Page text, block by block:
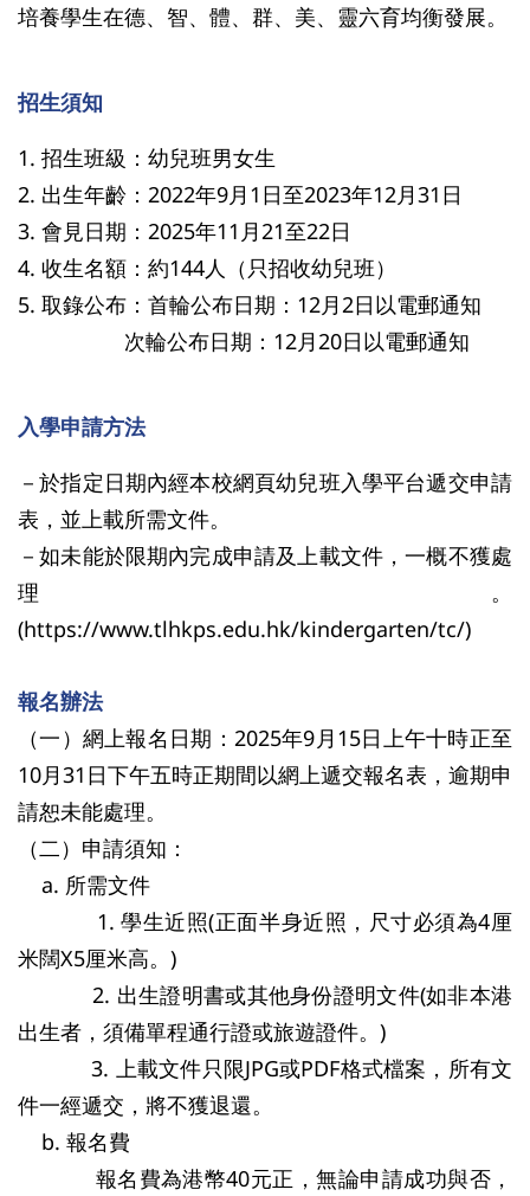
培養學生在德、智、體、群、美、靈六育均衡發展。
招生須知
1. 招生班級：幼兒班男女生
2. 出生年齡：2022年9月1日至2023年12月31日
3. 會見日期：2025年11月21至22日
4. 收生名額：約144人（只招收幼兒班）
5. 取錄公布：首輪公布日期：12月2日以電郵通知
次輪公布日期：12月20日以電郵通知
入學申請方法
－於指定日期內經本校網頁幼兒班入學平台遞交申請
表，並上載所需文件。
－如未能於限期內完成申請及上載文件，一概不獲處
理。
(https://www.tlhkps.edu.hk/kindergarten/tc/)
報名辦法
（一）網上報名日期：2025年9月15日上午十時正至
10月31日下午五時正期間以網上遞交報名表，逾期申
請恕未能處理。
（二）申請須知：
a. 所需文件
1. 學生近照(正面半身近照，尺寸必須為4厘
米闊X5厘米高。)
2. 出生證明書或其他身份證明文件(如非本港
出生者，須備單程通行證或旅遊證件。)
3. 上載文件只限JPG或PDF格式檔案，所有文
件一經遞交，將不獲退還。
b. 報名費
報名費為港幣40元正，無論申請成功與否，